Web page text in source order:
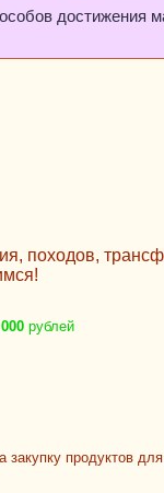
достижения
походов,
рублей
закупку продуктов